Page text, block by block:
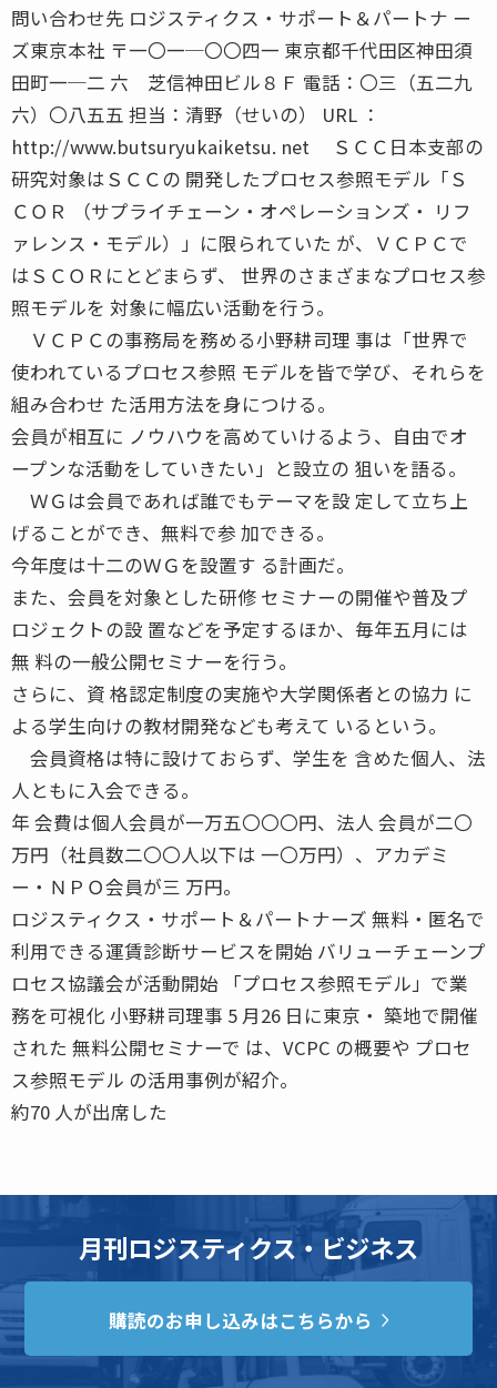
問い合わせ先 ロジスティクス・サポート＆パートナ ー
ズ東京本社 〒一〇一─〇〇四一 東京都千代田区神田須
田町一─二 六 芝信神田ビル８Ｆ 電話：〇三（五二九
六）〇八五五 担当：清野（せいの） URL ：
http://www.butsuryukaiketsu. net ＳＣＣ日本支部の
研究対象はＳＣＣの 開発したプロセス参照モデル「Ｓ
ＣＯＲ （サプライチェーン・オペレーションズ・ リフ
ァレンス・モデル）」に限られていた が、ＶＣＰＣで
はＳＣＯＲにとどまらず、 世界のさまざまなプロセス参
照モデルを 対象に幅広い活動を行う。
ＶＣＰＣの事務局を務める小野耕司理 事は「世界で
使われているプロセス参照 モデルを皆で学び、それらを
組み合わせ た活用方法を身につける。
会員が相互に ノウハウを高めていけるよう、自由でオ
ープンな活動をしていきたい」と設立の 狙いを語る。
ＷＧは会員であれば誰でもテーマを設 定して立ち上
げることができ、無料で参 加できる。
今年度は十二のＷＧを設置す る計画だ。
また、会員を対象とした研修 セミナーの開催や普及プ
ロジェクトの設 置などを予定するほか、毎年五月には
無 料の一般公開セミナーを行う。
さらに、資 格認定制度の実施や大学関係者との協力 に
よる学生向けの教材開発なども考えて いるという。
会員資格は特に設けておらず、学生を 含めた個人、法
人ともに入会できる。
年 会費は個人会員が一万五〇〇〇円、法人 会員が二〇
万円（社員数二〇〇人以下は 一〇万円）、アカデミ
ー・ＮＰＯ会員が三 万円。
ロジスティクス・サポート＆パートナーズ 無料・匿名で
利用できる運賃診断サービスを開始 バリューチェーンプ
ロセス協議会が活動開始 「プロセス参照モデル」で業
務を可視化 小野耕司理事 5 月26 日に東京・ 築地で開催
された 無料公開セミナーで は、VCPC の概要や プロセ
ス参照モデル の活用事例が紹介。
約70 人が出席した
月刊ロジスティクス・ビジネス
購読のお申し込みはこちらから